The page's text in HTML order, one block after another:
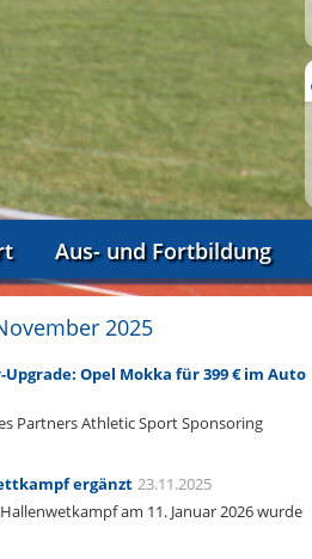
Aus- und Fortbildung
2025
Opel Mokka für 399 € im Auto
Partners Athletic Sport Sponsoring
ergänzt 23.11.2025
am 11. Januar 2026 wurde